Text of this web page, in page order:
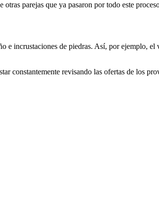
parejas que ya pasaron por todo este
incrustaciones de piedras. Así, por ejemplo,
constantemente revisando las ofertas de los